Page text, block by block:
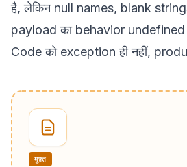
है, लेकिन null names, blank
payload का behavior undefined
Code को exception ही नहीं,
मुफ़्त